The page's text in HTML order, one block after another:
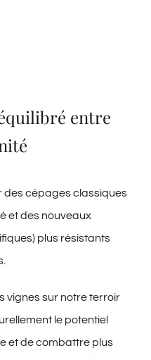
entre
des cépages classiques
et des nouveaux
plus résistants
vignes sur notre terroir
le potentiel
et de combattre plus